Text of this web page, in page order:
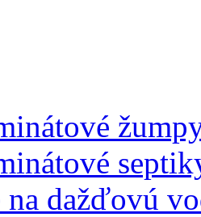
na dažďovú